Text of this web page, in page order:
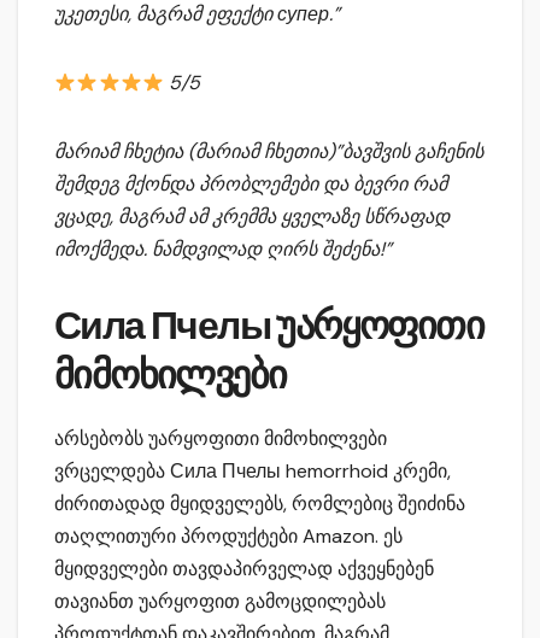
უკეთესი, მაგრამ ეფექტი супер.”
5/5
მარიამ ჩხეტია (მარიამ ჩხეთია)”ბავშვის გაჩენის
შემდეგ მქონდა პრობლემები და ბევრი რამ
ვცადე, მაგრამ ამ კრემმა ყველაზე სწრაფად
იმოქმედა. ნამდვილად ღირს შეძენა!”
Сила Пчелы უარყოფითი
მიმოხილვები
არსებობს უარყოფითი მიმოხილვები
ვრცელდება Сила Пчелы hemorrhoid კრემი,
ძირითადად მყიდველებს, რომლებიც შეიძინა
თაღლითური პროდუქტები Amazon. ეს
მყიდველები თავდაპირველად აქვეყნებენ
თავიანთ უარყოფით გამოცდილებას